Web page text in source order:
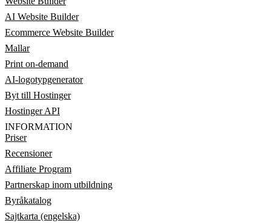
AI Website Builder
Ecommerce Website Builder
Mallar
Print on-demand
AI-logotypgenerator
Byt till Hostinger
Hostinger API
INFORMATION
Priser
Recensioner
Affiliate Program
Partnerskap inom utbildning
Byråkatalog
Sajtkarta (engelska)